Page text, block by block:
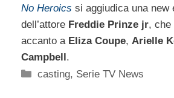
No Heroics si aggiudica una new
dell’attore Freddie Prinze jr, che
accanto a Eliza Coupe, Arielle
Campbell.
Categorie
casting, Serie TV News